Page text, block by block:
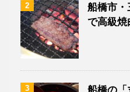
2
船橋市・
で高級焼
3